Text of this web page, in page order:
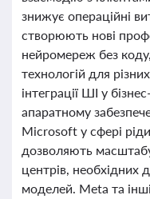
знижує операційні
створюють нові
нейромереж без
технологій для
інтеграції ШІ у
апаратному
Microsoft у сфері
дозволяють
центрів, необхідних
моделей. Meta та інші